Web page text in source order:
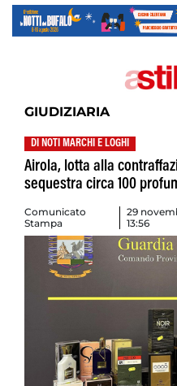
GIUDIZIARIA
DI NOTI MARCHI E LOGHI
Airola, lotta alla
sequestra circa 100
Comunicato
Stampa
29
13:56